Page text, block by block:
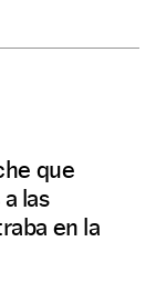
que
las
en la